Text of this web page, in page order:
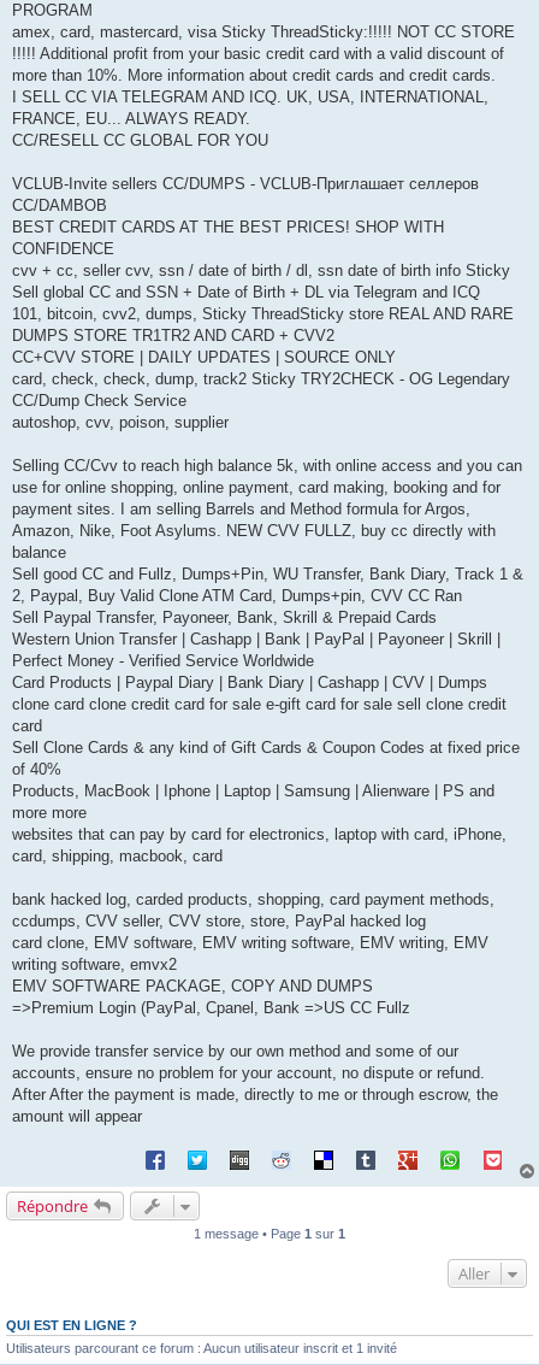
PROGRAM
amex, card, mastercard, visa Sticky ThreadSticky:!!!!! NOT CC STORE
!!!!! Additional profit from your basic credit card with a valid discount of
more than 10%. More information about credit cards and credit cards.
I SELL CC VIA TELEGRAM AND ICQ. UK, USA, INTERNATIONAL,
FRANCE, EU... ALWAYS READY.
CC/RESELL CC GLOBAL FOR YOU
VCLUB-Invite sellers CC/DUMPS - VCLUB-Приглашает селлеров
СС/DAMBOB
BEST CREDIT CARDS AT THE BEST PRICES! SHOP WITH
CONFIDENCE
cvv + cc, seller cvv, ssn / date of birth / dl, ssn date of birth info Sticky
Sell global CC and SSN + Date of Birth + DL via Telegram and ICQ ‎
101, bitcoin, cvv2, dumps, Sticky ThreadSticky store REAL AND RARE
DUMPS STORE TR1TR2 AND CARD + CVV2
CC+CVV STORE | DAILY UPDATES | SOURCE ONLY
card, check, check, dump, track2 Sticky TRY2CHECK - OG Legendary
CC/Dump Check Service
autoshop, cvv, poison, supplier
Selling CC/Cvv to reach high balance 5k, with online access and you can
use for online shopping, online payment, card making, booking and for
payment sites. I am selling Barrels and Method formula for Argos,
Amazon, Nike, Foot Asylums. NEW CVV FULLZ, buy cc directly with
balance
Sell good CC and Fullz, Dumps+Pin, WU Transfer, Bank Diary, Track 1 &
2, Paypal, Buy Valid Clone ATM Card, Dumps+pin, CVV CC Ran
Sell Paypal Transfer, Payoneer, Bank, Skrill & Prepaid Cards
Western Union Transfer | Cashapp | Bank | PayPal | Payoneer | Skrill |
Perfect Money - Verified Service Worldwide
Card Products | Paypal Diary | Bank Diary | Cashapp | CVV | Dumps
clone card clone credit card for sale e-gift card for sale sell clone credit
card
Sell Clone Cards & any kind of Gift Cards & Coupon Codes at fixed price
of 40%
Products, MacBook | Iphone | Laptop | Samsung | Alienware | PS and
more more
websites that can pay by card for electronics, laptop with card, iPhone,
card, shipping, macbook, card
bank hacked log, carded products, shopping, card payment methods,
ccdumps, CVV seller, CVV store, store, PayPal hacked log
card clone, EMV software, EMV writing software, EMV writing, EMV
writing software, emvx2
EMV SOFTWARE PACKAGE, COPY AND DUMPS
=>Premium Login (PayPal, Cpanel, Bank =>US CC Fullz
We provide transfer service by our own method and some of our
accounts, ensure no problem for your account, no dispute or refund.
After After the payment is made, directly to me or through escrow, the
amount will appear
Répondre
1 message • Page 1 sur 1
Aller
QUI EST EN LIGNE ?
Utilisateurs parcourant ce forum : Aucun utilisateur inscrit et 1 invité